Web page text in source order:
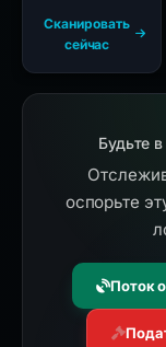
Сканировать
сейчас
Будьте
оспорьте
Поток